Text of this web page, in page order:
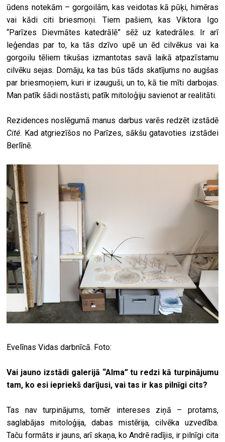
ūdens notekām – gorgoilām, kas veidotas kā pūķi, himēras
vai kādi citi briesmoņi. Tiem pašiem, kas Viktora Igo
“Parīzes Dievmātes katedrālē” sēž uz katedrāles. Ir arī
leģendas par to, ka tās dzīvo upē un ēd cilvēkus vai ka
gorgoilu tēliem tikušas izmantotas savā laikā atpazīstamu
cilvēku sejas. Domāju, ka tas būs tāds skatījums no augšas
par briesmoņiem, kuri ir izauguši, un to, kā tie mīti darbojas.
Man patīk šādi nostāsti, patīk mitoloģiju savienot ar realitāti.
Rezidences noslēgumā manus darbus varēs redzēt izstādē
Cité. Kad atgriezīšos no Parīzes, sākšu gatavoties izstādei
Berlīnē.
Evelīnas Vidas darbnīcā. Foto:
Vai jauno izstādi galerijā “Alma” tu redzi kā turpinājumu
tam, ko esi iepriekš darījusi, vai tas ir kas pilnīgi cits?
Tas nav turpinājums, tomēr intereses ziņā – protams,
saglabājas mitoloģija, dabas mistērija, cilvēka uzvedība.
Taču formāts ir jauns, arī skaņa, ko Andrē radījis, ir pilnīgi cita